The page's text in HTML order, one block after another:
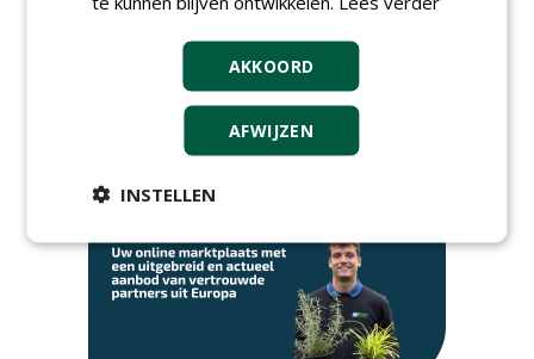
dakontwikkeling
vrijdag 18 september 2026
AKKOORD
AFWIJZEN
INSTELLEN